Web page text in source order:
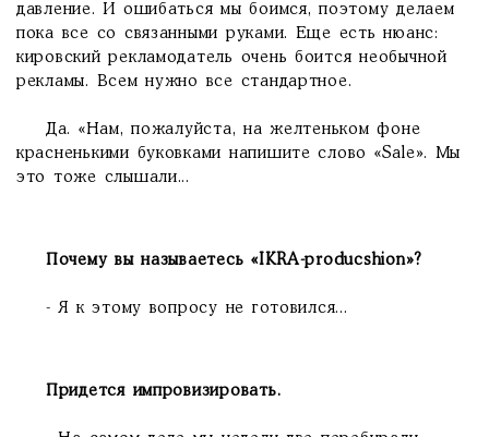
давление. И ошибаться мы боимся, поэтому делаем
пока все со связанными руками. Еще есть нюанс:
кировский рекламодатель очень боится необычной
рекламы. Всем нужно все стандартное.
Да. «Нам, пожалуйста, на желтеньком фоне
красненькими буковками напишите слово «Sale». Мы
это тоже слышали...
Почему вы называетесь «IKRA-producshion»?
- Я к этому вопросу не готовился...
Придется импровизировать.